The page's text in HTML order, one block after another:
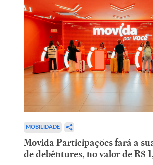
MOBILIDADE
Movida Participações fará a
de debêntures, no valor de R$